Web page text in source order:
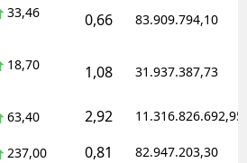
Kırşehir
Kütahya
33,46 0,66 83.909.794,10
18,70 1,08 31.937.387,73
63,40 2,92 11.316.826.692,95
237,00 0,81 82.947.203,30